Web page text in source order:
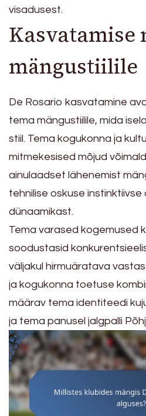
visadusest.
Kasvatamise
mängustiilile
De Rosario kasvatamine
tema mängustiilile, mida
stiil. Tema kogukonna ja
mitmekesised mõjud
ainulaadset lähenemist
tehnilise oskuse
dünaamikast.
Tema varased kogemused
soodustasid
väljakul hirmuäratava
ja kogukonna toetuse
määrav tema identiteedi
ja tema panusel jalgpalli